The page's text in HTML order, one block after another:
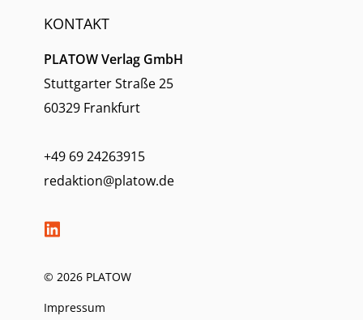
KONTAKT
PLATOW Verlag GmbH
Stuttgarter Straße 25
60329 Frankfurt
+49 69 24263915
redaktion@platow.de
© 2026 PLATOW
Impressum